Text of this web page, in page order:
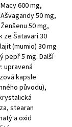
600 mg,
50 mg,
50 mg,
ze Šatavari 30
(mumio) 30 mg
pepř 5 mg. Další
upravená
kapsle
původu),
stearan
a oxid